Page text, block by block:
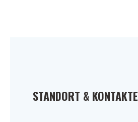
STANDORT & KONTAKTE